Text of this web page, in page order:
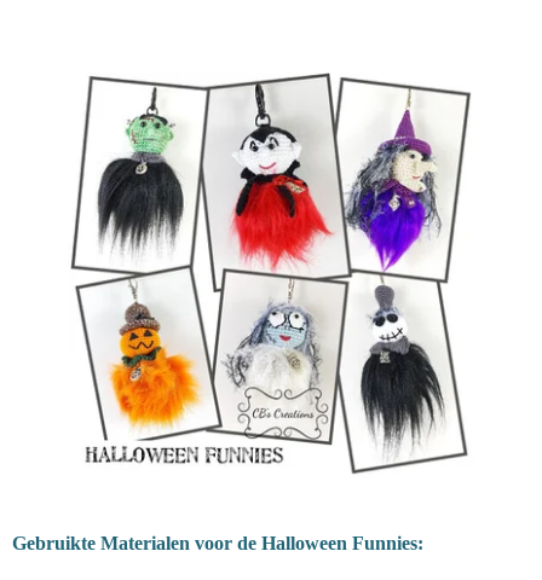
Gebruikte Materialen voor de Halloween Funnies: